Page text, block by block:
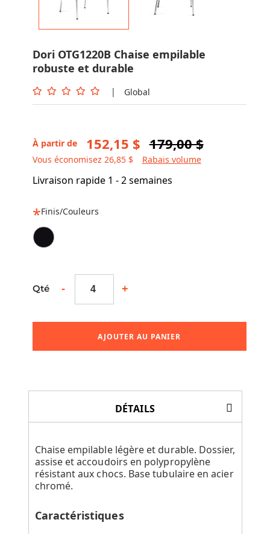
Dori OTG1220B Chaise empilable
robuste et durable
| Global
À partir de 152,15 $ 179,00 $
Vous économisez 26,85 $ Rabais volume
Livraison rapide 1 - 2 semaines
Finis/Couleurs
Qté - +
AJOUTER AU PANIER
DÉTAILS
Chaise empilable légère et durable. Dossier,
assise et accoudoirs en polypropylène
résistant aux chocs. Base tubulaire en acier
chromé.
Caractéristiques